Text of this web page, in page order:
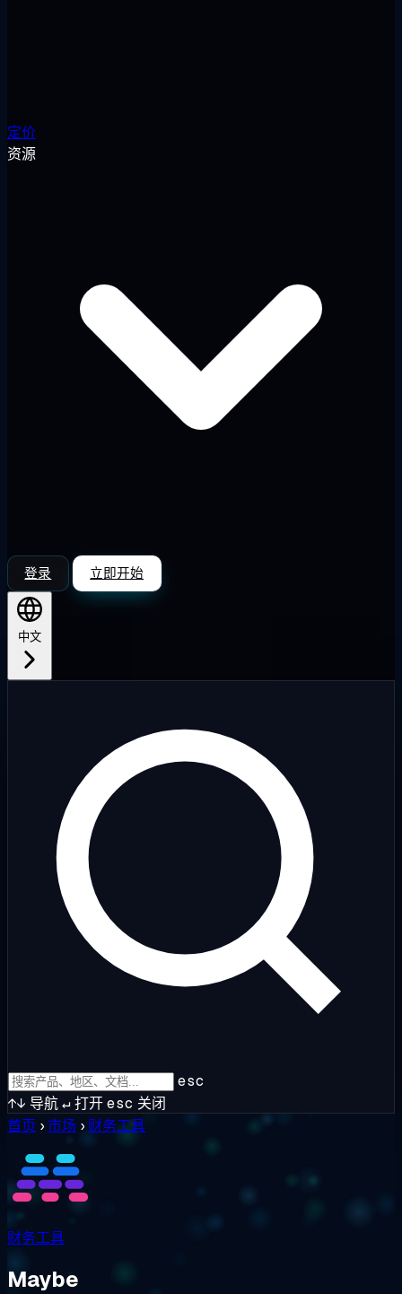
定价
资源
登录 立即开始
中文
esc
↑↓ 导航↵打开esc 关闭
首页 ›市场 › 财务工具
财务工具
Maybe